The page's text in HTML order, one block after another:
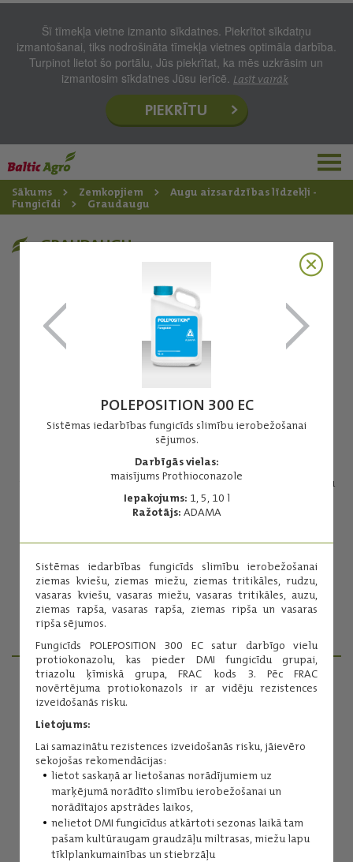
Šī tīmekļa vietne izmanto sīkdatnes. Piekrītot sīkdatņu
izmantošanai, tiks nodrošināta tīmekļa vietnes optimāla darbība.
Turpinot lietot šo portālu, Jūs piekrītat, ka mēs uzkrāsim un
izmantosim sīkdatnes Jūsu ierīcē. Lasīt vairāk
PIEKRĪTU
Sākums Zemkopjiem
Augu aizsardzības līdzekļi -
Fungicīdi
Graudaugu
POLEPOSITION 300 EC
Sistēmas iedarbības fungicīds slimību ierobežošanai
sējumos.
Darbīgās vielas:
maisījums Prothioconazole
Iepakojums: 1, 5, 10 l
Ražotājs: ADAMA
Sistēmas iedarbības fungicīds slimību ierobežošanai
ziemas kviešu, ziemas miežu, ziemas tritikāles, rudzu,
vasaras kviešu, vasaras miežu, vasaras tritikāles, auzu,
ziemas rapša, vasaras rapša, ziemas ripša un vasaras
ripša sējumos.
Fungicīds POLEPOSITION 300 EC satur darbīgo vielu
protiokonazolu, kas pieder DMI fungicīdu grupai,
triazolu ķīmiskā grupa, FRAC kods 3. Pēc FRAC
novērtējuma protiokonazols ir ar vidēju rezistences
izveidošanās risku.
Lietojums:
Lai samazinātu rezistences izveidošanās risku, jāievēro
sekojošas rekomendācijas:
lietot saskaņā ar lietošanas norādījumiem uz
marķējumā norādīto slimību ierobežošanai un
norādītajos apstrādes laikos,
nelietot DMI fungicīdus atkārtoti sezonas laikā tam
pašam kultūraugam graudzāļu miltrasas, miežu lapu
tīklplankumainības un stiebrzāļu
GRAUDAUGU
Avastel®
Sistēmas iedarbības fungicīds slimību ierobežošanai graudaugu
sējumos.
Darbīgās vielas:
Iepakojums:5 l
Ražotājs:ADAMA
PRODUKTU MENEDŽERI
Inese Kuniga